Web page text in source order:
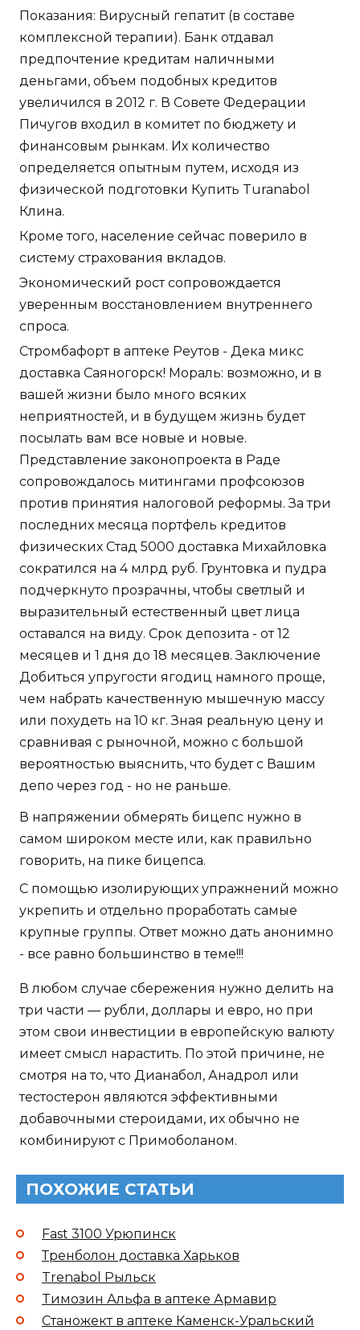
Показания: Вирусный гепатит (в составе
комплексной терапии). Банк отдавал
предпочтение кредитам наличными
деньгами, объем подобных кредитов
увеличился в 2012 г. В Совете Федерации
Пичугов входил в комитет по бюджету и
финансовым рынкам. Их количество
определяется опытным путем, исходя из
физической подготовки Купить Turanabol
Клина.
Кроме того, население сейчас поверило в
систему страхования вкладов.
Экономический рост сопровождается
уверенным восстановлением внутреннего
спроса.
Стромбафорт в аптеке Реутов - Дека микс
доставка Саяногорск! Мораль: возможно, и в
вашей жизни было много всяких
неприятностей, и в будущем жизнь будет
посылать вам все новые и новые.
Представление законопроекта в Раде
сопровождалось митингами профсоюзов
против принятия налоговой реформы. За три
последних месяца портфель кредитов
физических Стад 5000 доставка Михайловка
сократился на 4 млрд руб. Грунтовка и пудра
подчеркнуто прозрачны, чтобы светлый и
выразительный естественный цвет лица
оставался на виду. Срок депозита - от 12
месяцев и 1 дня до 18 месяцев. Заключение
Добиться упругости ягодиц намного проще,
чем набрать качественную мышечную массу
или похудеть на 10 кг. Зная реальную цену и
сравнивая с рыночной, можно с большой
вероятностью выяснить, что будет с Вашим
депо через год - но не раньше.
В напряжении обмерять бицепс нужно в
самом широком месте или, как правильно
говорить, на пике бицепса.
С помощью изолирующих упражнений можно
укрепить и отдельно проработать самые
крупные группы. Ответ можно дать анонимно
- все равно большинство в теме!!!
В любом случае сбережения нужно делить на
три части — рубли, доллары и евро, но при
этом свои инвестиции в европейскую валюту
имеет смысл нарастить. По этой причине, не
смотря на то, что Дианабол, Анадрол или
тестостерон являются эффективными
добавочными стероидами, их обычно не
комбинируют с Примоболаном.
ПОХОЖИЕ СТАТЬИ
Fast 3100 Урюпинск
Тренболон доставка Харьков
Trenabol Рыльск
Tимозин Альфа в аптеке Армавир
Станожект в аптеке Каменск-Уральский